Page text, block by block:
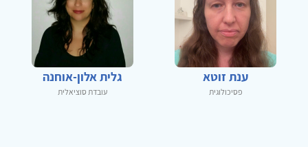
ענת זוטא
פסיכולוגית
גלית אלון-אוחנה
עובדת סוציאלית